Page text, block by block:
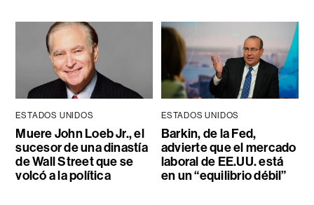
ESTADOS UNIDOS
Muere John Loeb Jr., el
sucesor de una dinastía
de Wall Street que se
volcó a la política
ESTADOS UNIDOS
Barkin, de la Fed,
advierte que el mercado
laboral de EE.UU. está
en un “equilibrio débil”